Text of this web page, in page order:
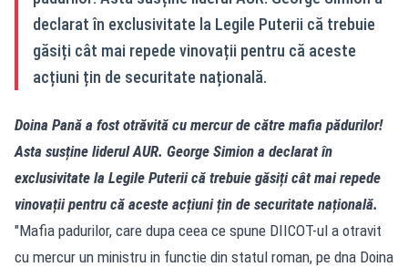
declarat în exclusivitate la Legile Puterii că trebuie
găsiți cât mai repede vinovații pentru că aceste
acțiuni țin de securitate națională.
Doina Pană a fost otrăvită cu mercur de către mafia pădurilor!
Asta susține liderul AUR. George Simion a declarat în
exclusivitate la Legile Puterii că trebuie găsiți cât mai repede
vinovații pentru că aceste acțiuni țin de securitate națională.
"Mafia padurilor, care dupa ceea ce spune DIICOT-ul a otravit
cu mercur un ministru in functie din statul roman, pe dna Doina